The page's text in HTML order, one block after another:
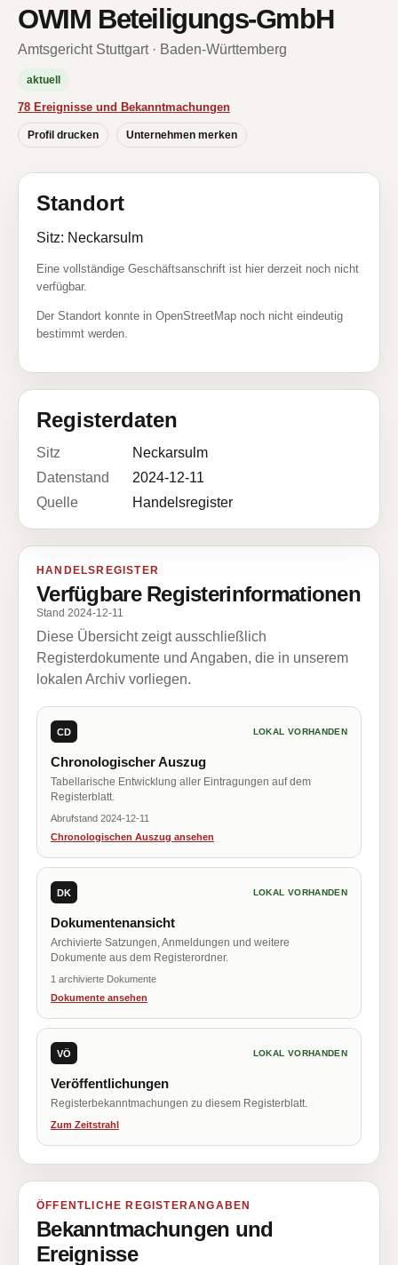
OWIM Beteiligungs-GmbH
Amtsgericht Stuttgart · Baden-Württemberg
aktuell
78 Ereignisse und Bekanntmachungen
Profil drucken Unternehmen merken
Standort
Sitz: Neckarsulm
Eine vollständige Geschäftsanschrift ist hier derzeit noch nicht
verfügbar.
Der Standort konnte in OpenStreetMap noch nicht eindeutig
bestimmt werden.
Registerdaten
Sitz
Neckarsulm
Datenstand
2024-12-11
Quelle
Handelsregister
HANDELSREGISTER
Verfügbare Registerinformationen
Stand 2024-12-11
Diese Übersicht zeigt ausschließlich
Registerdokumente und Angaben, die in unserem
lokalen Archiv vorliegen.
CD LOKAL VORHANDEN
Chronologischer Auszug
Tabellarische Entwicklung aller Eintragungen auf dem
Registerblatt.
Abrufstand 2024-12-11
Chronologischen Auszug ansehen
DK LOKAL VORHANDEN
Dokumentenansicht
Archivierte Satzungen, Anmeldungen und weitere
Dokumente aus dem Registerordner.
1 archivierte Dokumente
Dokumente ansehen
VÖ LOKAL VORHANDEN
Veröffentlichungen
Registerbekanntmachungen zu diesem Registerblatt.
Zum Zeitstrahl
ÖFFENTLICHE REGISTERANGABEN
Bekanntmachungen und
Ereignisse